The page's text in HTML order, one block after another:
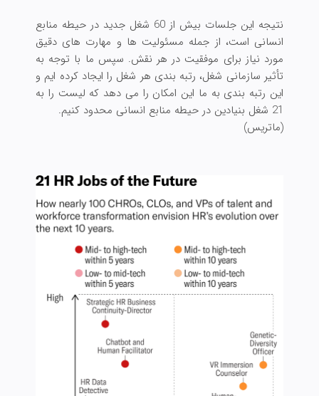
نتیجه این جلسات بیش از 60 شغل جدید در حیطه منابع
انسانی است، از جمله مسئولیت ها و مهارت های دقیق
مورد نیاز برای موفقیت در هر نقش. سپس ما با توجه به
تأثیر سازمانی شغل، رتبه بندی هر شغل را ایجاد کرده ایم و
این رتبه بندی به ما این امکان را می دهد که لیست را به
21 شغل بنیادین در حیطه منابع انسانی محدود کنیم.
(ماتریس)